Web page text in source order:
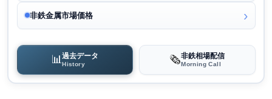
非鉄金属市場価格
📊過去データ
History 🗞️非鉄相場配信
Morning Call